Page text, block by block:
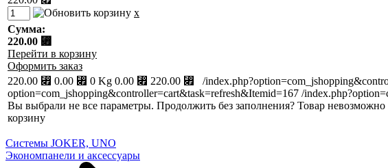
x
Сумма:
220.00 ⃏
Перейти в корзину
Оформить заказ
220.00 ⃏ 0.00 ⃏ 0 Kg 0.00 ⃏ 220.00 ⃏ /
option=com_jshopping&controller=cart&task=refresh&Itemid=167 /
Вы выбрали не все параметры. Продолжить без заполнения? Товар невозможно
корзину
Системы JOKER, UNO
Экономпанели и аксессуары